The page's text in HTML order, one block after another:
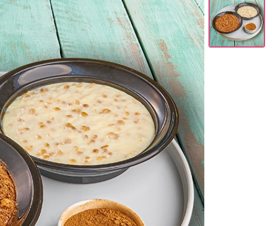
تورت وجاتوه
مخبوزات
حلويات شرقیة
شوكولاته
ايس كريم